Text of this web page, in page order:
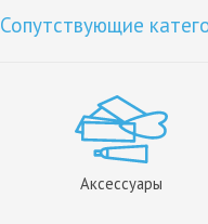
Сопутствующие
Аксессуары